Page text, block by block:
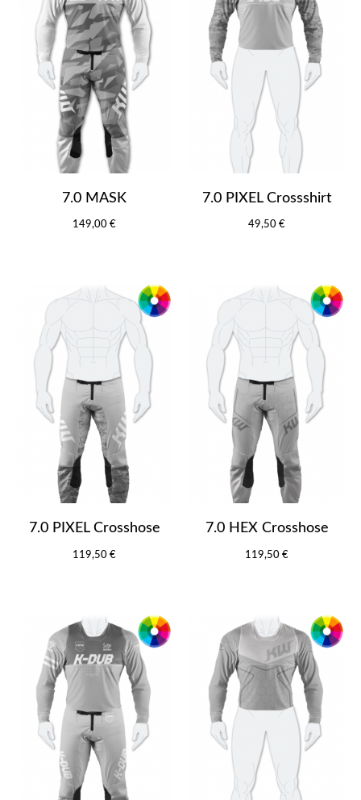
7.0 MASK
149,00 €
7.0 PIXEL Crossshirt
49,50 €
7.0 PIXEL Crosshose
119,50 €
7.0 HEX Crosshose
119,50 €